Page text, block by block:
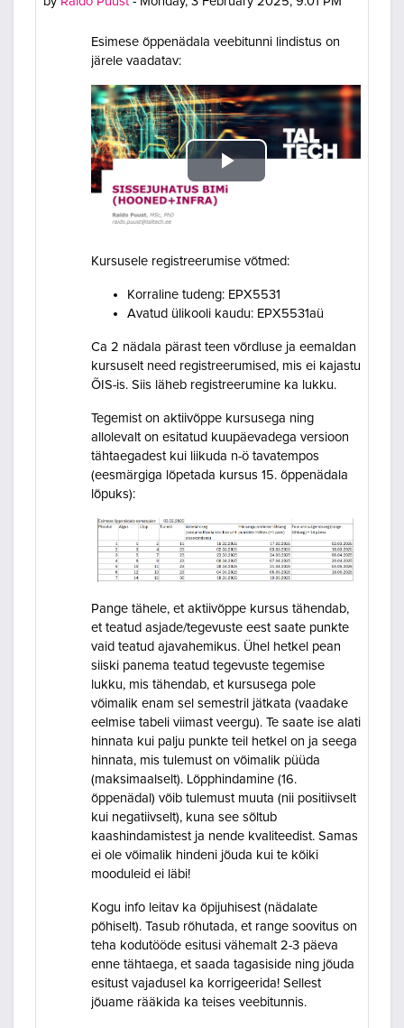
Esimese õppenädala veebitunni lindistus on
järele vaadatav:
Play
Kursusele registreerumise võtmed:
Korraline tudeng: EPX5531
Avatud ülikooli kaudu: EPX5531aü
Ca 2 nädala pärast teen võrdluse ja eemaldan
kursuselt need registreerumised, mis ei kajastu
ÕIS-is. Siis läheb registreerumine ka lukku.
Tegemist on aktiivõppe kursusega ning
allolevalt on esitatud kuupäevadega versioon
tähtaegadest kui liikuda n-ö tavatempos
(eesmärgiga lõpetada kursus 15. õppenädala
lõpuks):
Pange tähele, et aktiivõppe kursus tähendab,
et teatud asjade/tegevuste eest saate punkte
vaid teatud ajavahemikus. Ühel hetkel pean
siiski panema teatud tegevuste tegemise
lukku, mis tähendab, et kursusega pole
võimalik enam sel semestril jätkata (vaadake
eelmise tabeli viimast veergu). Te saate ise alati
hinnata kui palju punkte teil hetkel on ja seega
hinnata, mis tulemust on võimalik püüda
(maksimaalselt). Lõpphindamine (16.
õppenädal) võib tulemust muuta (nii positiivselt
kui negatiivselt), kuna see sõltub
kaashindamistest ja nende kvaliteedist. Samas
ei ole võimalik hindeni jõuda kui te kõiki
mooduleid ei läbi!
Kogu info leitav ka õpijuhisest (nädalate
põhiselt). Tasub rõhutada, et range soovitus on
teha kodutööde esitusi vähemalt 2-3 päeva
enne tähtaega, et saada tagasiside ning jõuda
esitust vajadusel ka korrigeerida! Sellest
jõuame rääkida ka teises veebitunnis.